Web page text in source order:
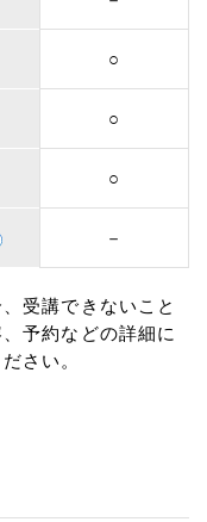
○
○
○
－
受講できないこと
予約などの詳細に
さい。